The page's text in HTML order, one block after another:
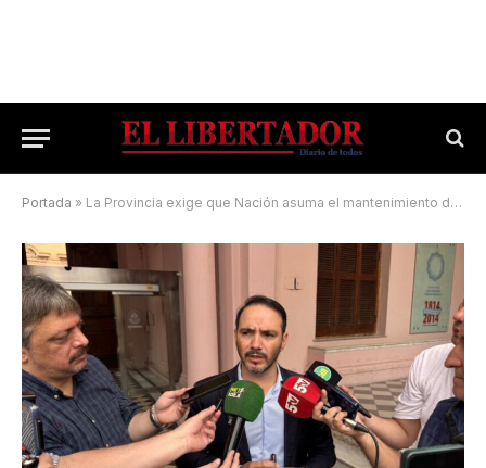
Portada » La Provincia exige que Nación asuma el mantenimiento del Corredor Belgrano